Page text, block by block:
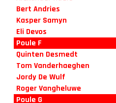
Bert Andries
Kasper Samyn
Eli Devos
Poule F
Quinten Desmedt
Tom Vanderhaeghen
Jordy De Wulf
Roger Vangheluwe
Poule G